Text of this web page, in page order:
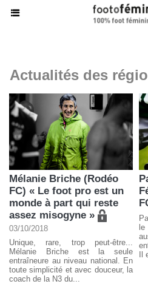
Actualités des
Mélanie Briche (Rodéo
FC) « Le foot pro est un
monde à part qui reste
assez misogyne »
03/10/2018
Unique, rare, trop peut-être...
Mélanie Briche est la seule
entraîneure au niveau national. En
toute simplicité et avec douceur, la
coach de la N3 du...